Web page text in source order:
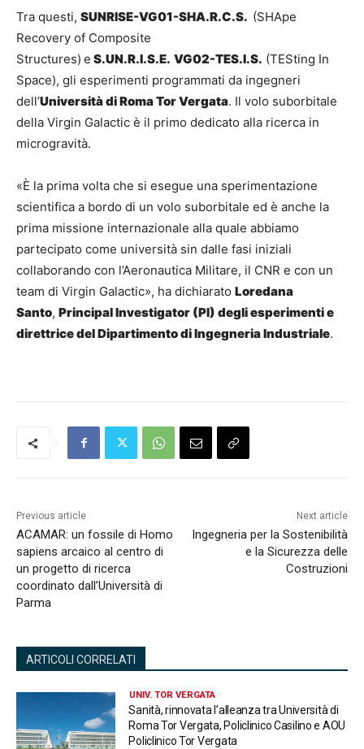
Tra questi, SUNRISE-VG01-SHA.R.C.S. (SHApe
Recovery of Composite
Structures) e S.UN.R.I.S.E. VG02-TES.I.S. (TESting In
Space), gli esperimenti programmati da ingegneri
dell’Università di Roma Tor Vergata. Il volo suborbitale
della Virgin Galactic è il primo dedicato alla ricerca in
microgravità.
«È la prima volta che si esegue una sperimentazione
scientifica a bordo di un volo suborbitale ed è anche la
prima missione internazionale alla quale abbiamo
partecipato come università sin dalle fasi iniziali
collaborando con l’Aeronautica Militare, il CNR e con un
team di Virgin Galactic», ha dichiarato Loredana
Santo, Principal Investigator (PI) degli esperimenti e
direttrice del Dipartimento di Ingegneria Industriale.
Previous article
ACAMAR: un fossile di Homo
sapiens arcaico al centro di
un progetto di ricerca
coordinato dall’Università di
Parma
Next article
Ingegneria per la Sostenibilità
e la Sicurezza delle
Costruzioni
ARTICOLI CORRELATI
UNIV. TOR VERGATA
Sanità, rinnovata l’alleanza tra Università di
Roma Tor Vergata, Policlinico Casilino e AOU
Policlinico Tor Vergata